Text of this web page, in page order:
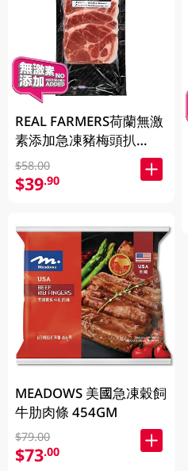
REAL FARMERS荷蘭無激
素添加急凍豬梅頭扒
400GM
$58.00
$39.90
MEADOWS 美國急凍穀飼
牛肋肉條 454GM
$79.00
$73.00